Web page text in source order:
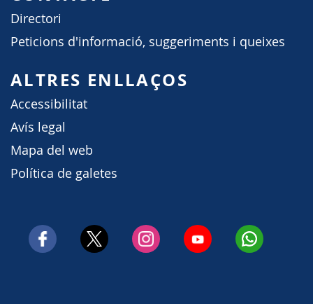
Directori
Peticions d'informació, suggeriments i queixes
ALTRES ENLLAÇOS
Accessibilitat
Avís legal
Mapa del web
Política de galetes